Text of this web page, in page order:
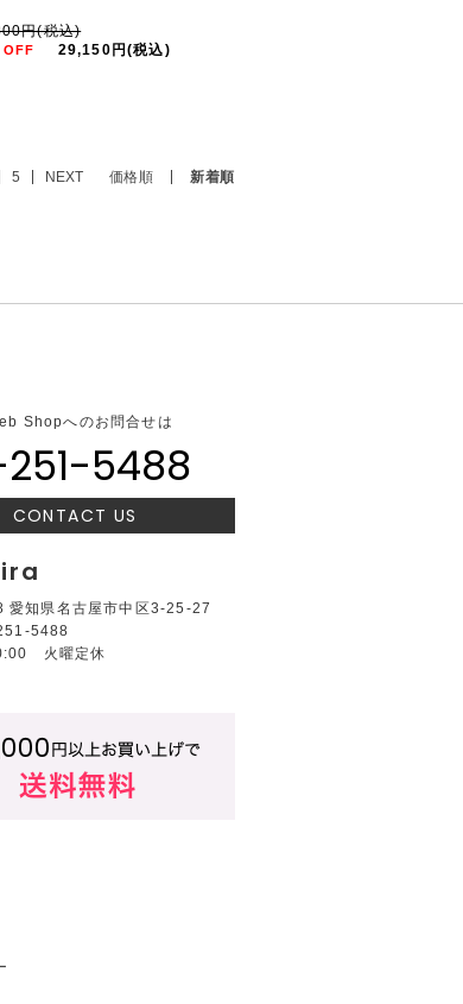
円(税込)
OFF 29,150円(税込)
価格順 新着順
5 NEXT
Shopへのお問合せは
5488
CONTACT US
愛知県名古屋市中区3-25-27
5488
火曜定休